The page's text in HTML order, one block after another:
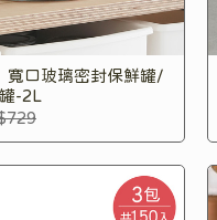
寬口玻璃密封保鮮罐/
-2L